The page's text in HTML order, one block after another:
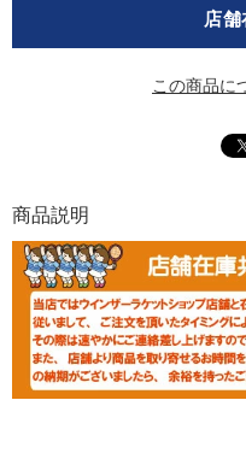
店
この商品に
商品説明